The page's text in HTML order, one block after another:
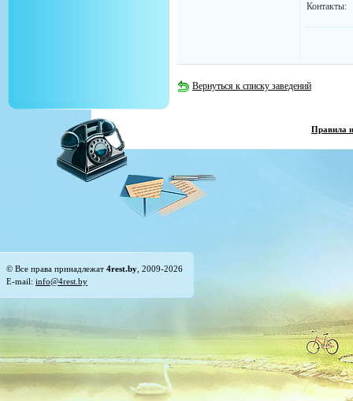
Контакты:
Вернуться к списку заведений
Правила
© Все права принадлежат 4rest.by , 2009-2026
E-mail: info@4rest.by